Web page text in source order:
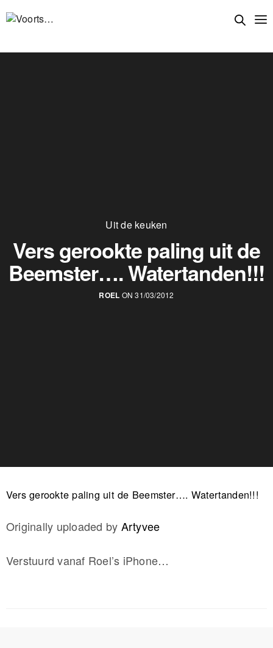
Uit de keuken
Vers gerookte paling uit de
Beemster…. Watertanden!!!
ROEL ON 31/03/2012
Vers gerookte paling uit de Beemster…. Watertanden!!!
Originally uploaded by Artyvee
Verstuurd vanaf Roel’s iPhone…